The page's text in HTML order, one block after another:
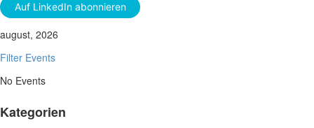
Auf LinkedIn abonnieren
august, 2026
Filter Events
No Events
Kategorien